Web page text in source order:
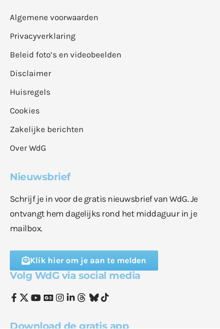
Algemene voorwaarden
Privacyverklaring
Beleid foto’s en videobeelden
Disclaimer
Huisregels
Cookies
Zakelijke berichten
Over WdG
Nieuwsbrief
Schrijf je in voor de gratis nieuwsbrief van WdG. Je
ontvangt hem dagelijks rond het middaguur in je
mailbox.
Klik hier om je aan te melden
Volg WdG via social media
Download de gratis app